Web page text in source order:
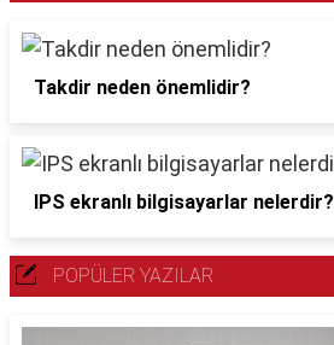
Takdir neden önemlidir?
IPS ekranlı bilgisayarlar nelerdir?
POPÜLER YAZILAR